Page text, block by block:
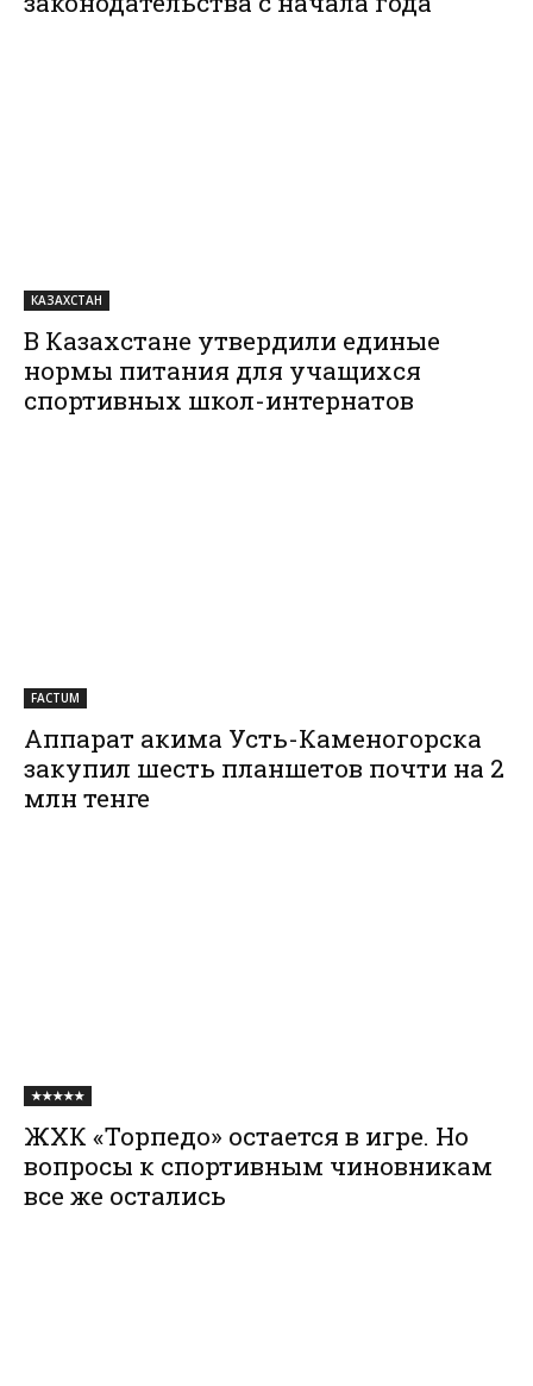
КАЗАХСТАН
В Казахстане утвердили единые
нормы питания для учащихся
спортивных школ-интернатов
FACTUM
Аппарат акима Усть-Каменогорска
закупил шесть планшетов почти на 2
млн тенге
★★★★★
ЖХК «Торпедо» остается в игре. Но
вопросы к спортивным чиновникам
все же остались